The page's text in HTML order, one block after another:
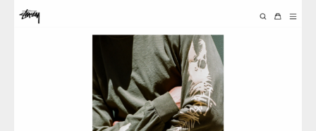
Update:2024.06.28
Category:アパレル・バッグ
Visit